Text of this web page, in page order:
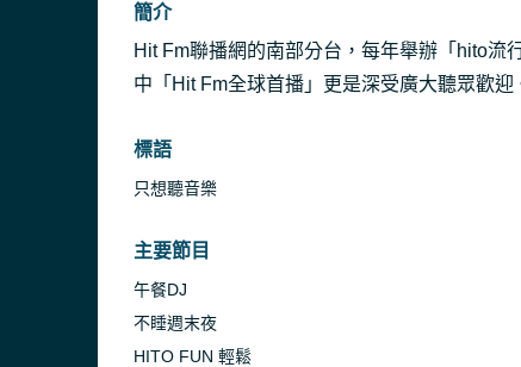
簡介
Hit Fm聯播網的南部分台，每年舉辦「hito流
中「Hit Fm全球首播」更是深受廣大聽眾歡迎
標語
只想聽音樂
主要節目
午餐DJ
不睡週末夜
HITO FUN 輕鬆